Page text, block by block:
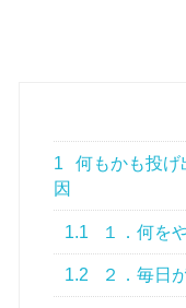
1
何もかも投げ
因
1.1 １．何を
1.2 ２．毎日